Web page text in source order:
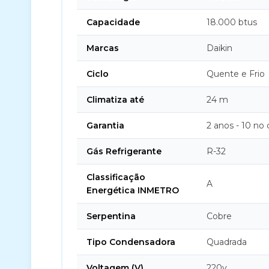
Capacidade 18.000 btus
Marcas Daikin
Ciclo Quente e Frio
Climatiza até 24 m
Garantia 2 anos - 10 no
Gás Refrigerante R-32
Classificação
Energética INMETRO
A
Serpentina Cobre
Tipo Condensadora Quadrada